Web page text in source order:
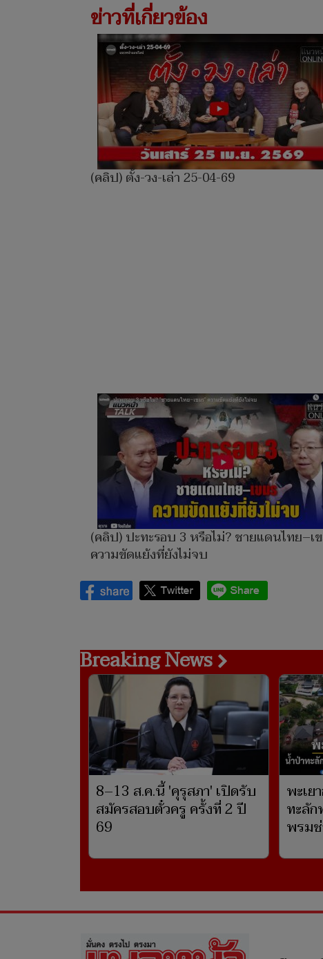
ข่าวที่เกี่ยวข้อง
(คลิป) ตั้ง-วง-เล่า 25-04-69
(คลิป) ปะทะรอบ 3 หรือไม่? ชายแดนไทย–เ
ความขัดแย้งที่ยังไม่จบ
Breaking News
8–13 ส.ค.นี้ 'คุรุสภา' เปิดรับ
สมัครสอบตั๋วครู ครั้งที่ 2 ปี
69
พะเย
ทะลัก
พรม